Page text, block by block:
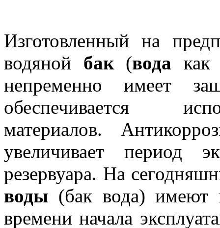
Изготовленный на
водяной бак(вода как
непременно имеет
обеспечивается
материалов.
увеличивает период
резервуара. На
воды (бак вода) имеют
времени начала